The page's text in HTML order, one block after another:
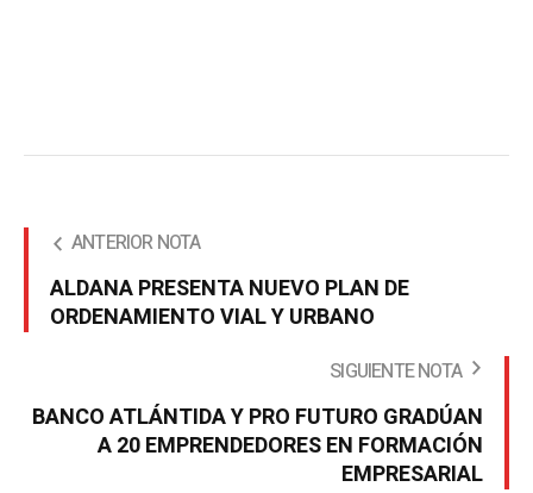
ANTERIOR NOTA
ALDANA PRESENTA NUEVO PLAN DE
ORDENAMIENTO VIAL Y URBANO
SIGUIENTE NOTA
BANCO ATLÁNTIDA Y PRO FUTURO GRADÚAN
A 20 EMPRENDEDORES EN FORMACIÓN
EMPRESARIAL